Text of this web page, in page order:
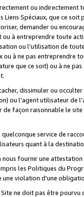
ou
Liens Spéciaux, que ce
demander ou
à entreprendre toute
ou l'utilisation de
à ne pas entreprendre
que ce soit) ou à ne
dissimuler ou
ou l'agent utilisateur
de façon raisonnable le
quelconque service de
quant à la
nous fournir une
les Politiques du
violation d'une
ne doit pas être